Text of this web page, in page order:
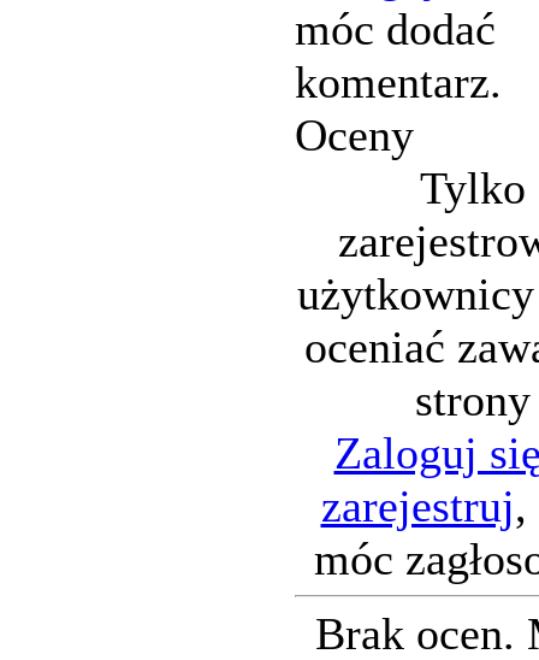
móc dodać
komentarz.
Oceny
Tylko
oceniać
strony
Zaloguj
zarejestruj,
móc
Brak ocen.